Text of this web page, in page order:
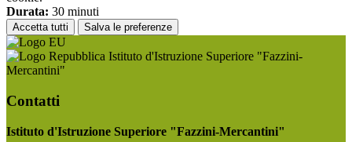
Durata: 30 minuti
Accetta tutti Salva le preferenze
Istituto d'Istruzione Superiore "Fazzini-
Mercantini"
Contatti
Istituto d'Istruzione Superiore "Fazzini-Mercantini"